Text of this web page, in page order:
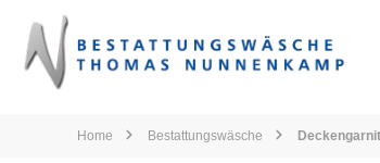
Home Bestattungswäsche